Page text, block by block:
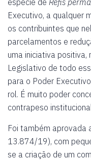
espécie de Refis
Executivo, a qualquer
os contribuintes que
parcelamentos e
uma iniciativa
Legislativo de todo
para o Poder
rol. É muito poder
contrapeso
Foi também aprovada
13.874/19), com
se a criação de um